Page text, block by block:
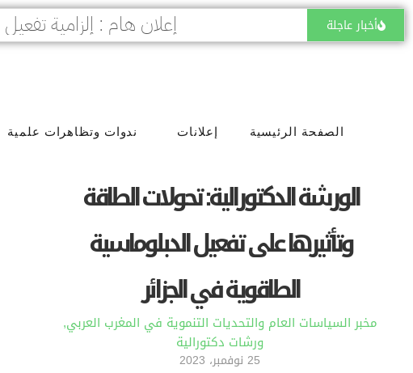
أخبار عاجلة
الصفحة الرئيسية إعلانات ندوات وتظاهرات علمية
الورشة الدكتورالية: تحولات الطاقة
وتأثيرها على تفعيل الدبلوماسية
الطاقوية في الجزائر
مخبر السياسات العام والتحديات التنموية في المغرب العربي,
ورشات دكتورالية
25 نوفمبر، 2023